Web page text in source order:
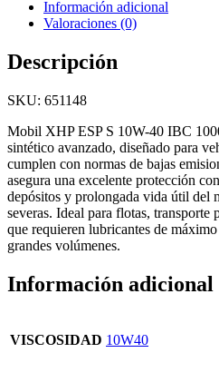
Información adicional
Valoraciones (0)
Descripción
SKU: 651148
Mobil XHP ESP S 10W-40 IBC
sintético avanzado, diseñado para
cumplen con normas de bajas
asegura una excelente protección
depósitos y prolongada vida útil del
severas. Ideal para flotas, transporte
que requieren lubricantes de
grandes volúmenes.
Información adicional
VISCOSIDAD 10W40